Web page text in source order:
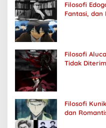
Filosofi
Fantasi, dan
Filosofi
Tidak
Filosofi
dan